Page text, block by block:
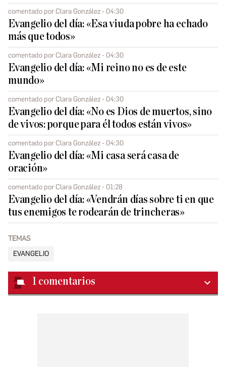
comentado por Clara González - 04:30
Evangelio del día: «Esa viuda pobre ha echado
más que todos»
comentado por Clara González - 04:30
Evangelio del día: «Mi reino no es de este
mundo»
comentado por Clara González - 04:30
Evangelio del día: «No es Dios de muertos, sino
de vivos: porque para él todos están vivos»
comentado por Clara González - 04:30
Evangelio del día: «Mi casa será casa de
oración»
comentado por Clara González - 01:28
Evangelio del día: «Vendrán días sobre ti en que
tus enemigos te rodearán de trincheras»
TEMAS
EVANGELIO
1 comentarios